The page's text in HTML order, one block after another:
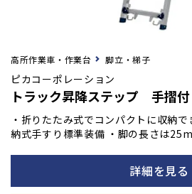
高所作業車・作業台 脚立・梯子
ピカコーポレーション
トラック昇降ステップ 手摺付
・折りたたみ式でコンパクトに収納
納式手すり標準装備 ・脚の長さは
詳細を見る